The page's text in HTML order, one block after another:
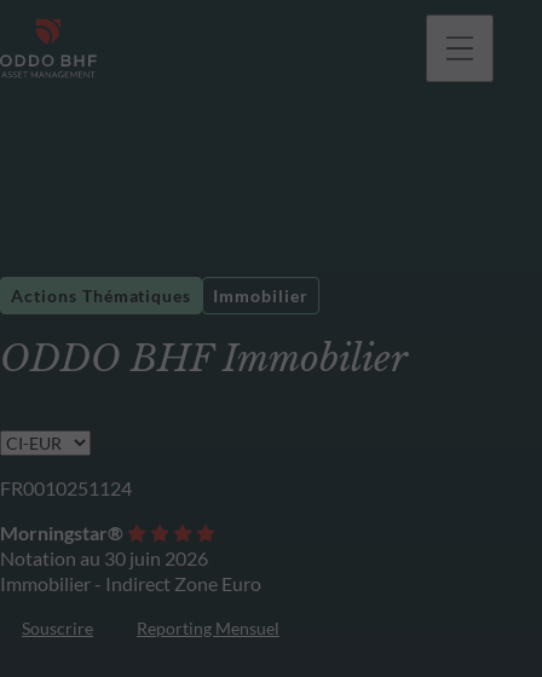
ODDO BHF Immobilier
Actions Thématiques Immobilier
FR0010251124
Morningstar®
Notation au 30 juin 2026
Immobilier - Indirect Zone Euro
Souscrire Reporting Mensuel